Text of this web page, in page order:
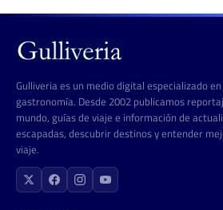
de
entradas
Gulliveria es un medio digital especializado
gastronomía. Desde 2002 publicamos
mundo, guías de viaje e información de
escapadas, descubrir destinos y entender
viaje.